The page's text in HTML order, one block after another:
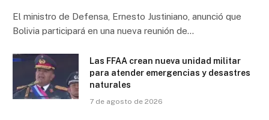
El ministro de Defensa, Ernesto Justiniano, anunció que
Bolivia participará en una nueva reunión de…
Las FFAA crean nueva unidad militar
para atender emergencias y desastres
naturales
7 de agosto de 2026